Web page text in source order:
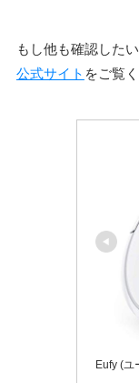
もし他も確認した
公式サイト をご覧
Eufy (ユ